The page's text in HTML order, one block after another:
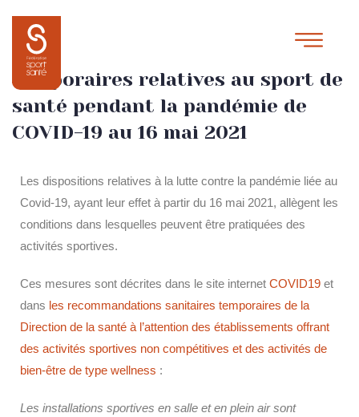
Recommandations sanitaires
temporaires relatives au sport de
santé pendant la pandémie de
COVID-19 au 16 mai 2021
Les dispositions relatives à la lutte contre la pandémie liée au
Covid-19, ayant leur effet à partir du 16 mai 2021, allègent les
conditions dans lesquelles peuvent être pratiquées des
activités sportives.
Ces mesures sont décrites dans le site internet COVID19 et
dans les recommandations sanitaires temporaires de la
Direction de la santé à l’attention des établissements offrant
des activités sportives non compétitives et des activités de
bien-être de type wellness :
Les installations sportives en salle et en plein air sont